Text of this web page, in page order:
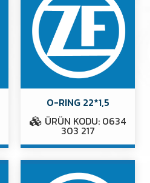
O-RING 22*1,5
ÜRÜN KODU: 0634
303 217